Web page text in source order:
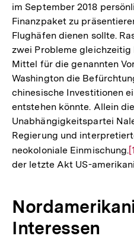
im September 2018
Finanzpaket zu
Flughäfen dienen sollte.
zwei Probleme
Mittel für die genannten
Washington die
chinesische Investitionen
entstehen könnte. Allein
Unabhängigkeitspartei
Regierung und
neokoloniale Einmischung.
der letzte Akt US-
Interessen